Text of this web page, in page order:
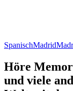
SpanischMadrid
Höre
und viele